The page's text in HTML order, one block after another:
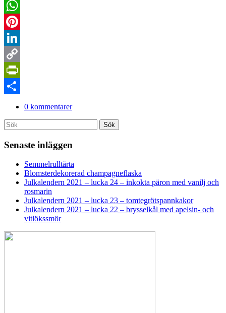
Twitter
WhatsApp
Pinterest
LinkedIn
Copy
Link
PrintFriendly
0 kommentarer
Search
for:
Sök
Senaste inläggen
Semmelrulltårta
Blomsterdekorerad champagneflaska
Julkalendern 2021 – lucka 24 – inkokta päron med vanilj och
rosmarin
Julkalendern 2021 – lucka 23 – tomtegrötspannkakor
Julkalendern 2021 – lucka 22 – brysselkål med apelsin- och
vitlökssmör